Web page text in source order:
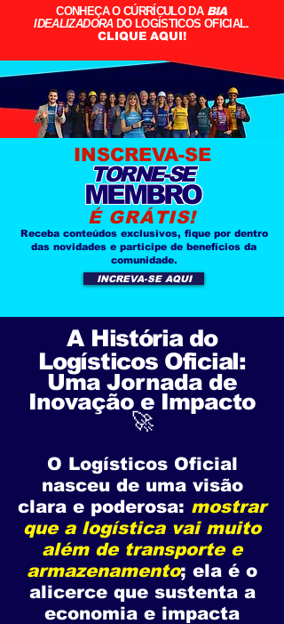
CONHEÇA O CÚRRÍCULO DA BIA
IDEALIZADORADO LOGÍSTICOS OFICIAL.
CLIQUE AQUI!
INSCREVA-SE
TORNE-SE
MEMBRO
É GRÁTIS!
Receba conteúdos exclusivos, fique por dentro
das novidades e participe de benefícios da
comunidade.
INCREVA-SE AQUI
A História do
Logísticos Oficial:
Uma Jornada de
Inovação e Impacto
🚀
O Logísticos Oficial
nasceu de uma visão
clara e poderosa: mostrar
que a logística vai muito
além de transporte e
armazenamento; ela é o
alicerce que sustenta a
economia e impacta